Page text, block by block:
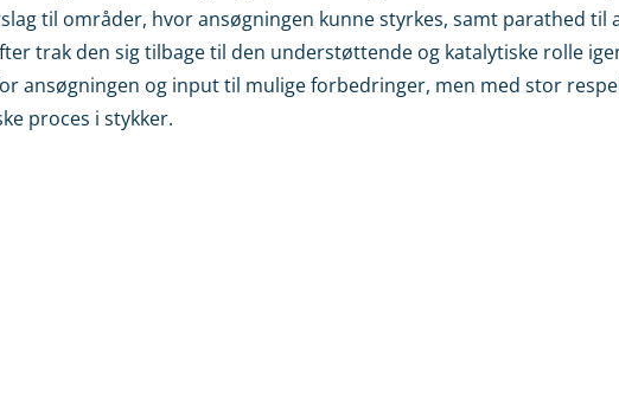
til områder, hvor ansøgningen kunne styrkes, samt parathed til
trak den sig tilbage til den understøttende og katalytiske rolle
ansøgningen og input til mulige forbedringer, men med stor
proces i stykker.